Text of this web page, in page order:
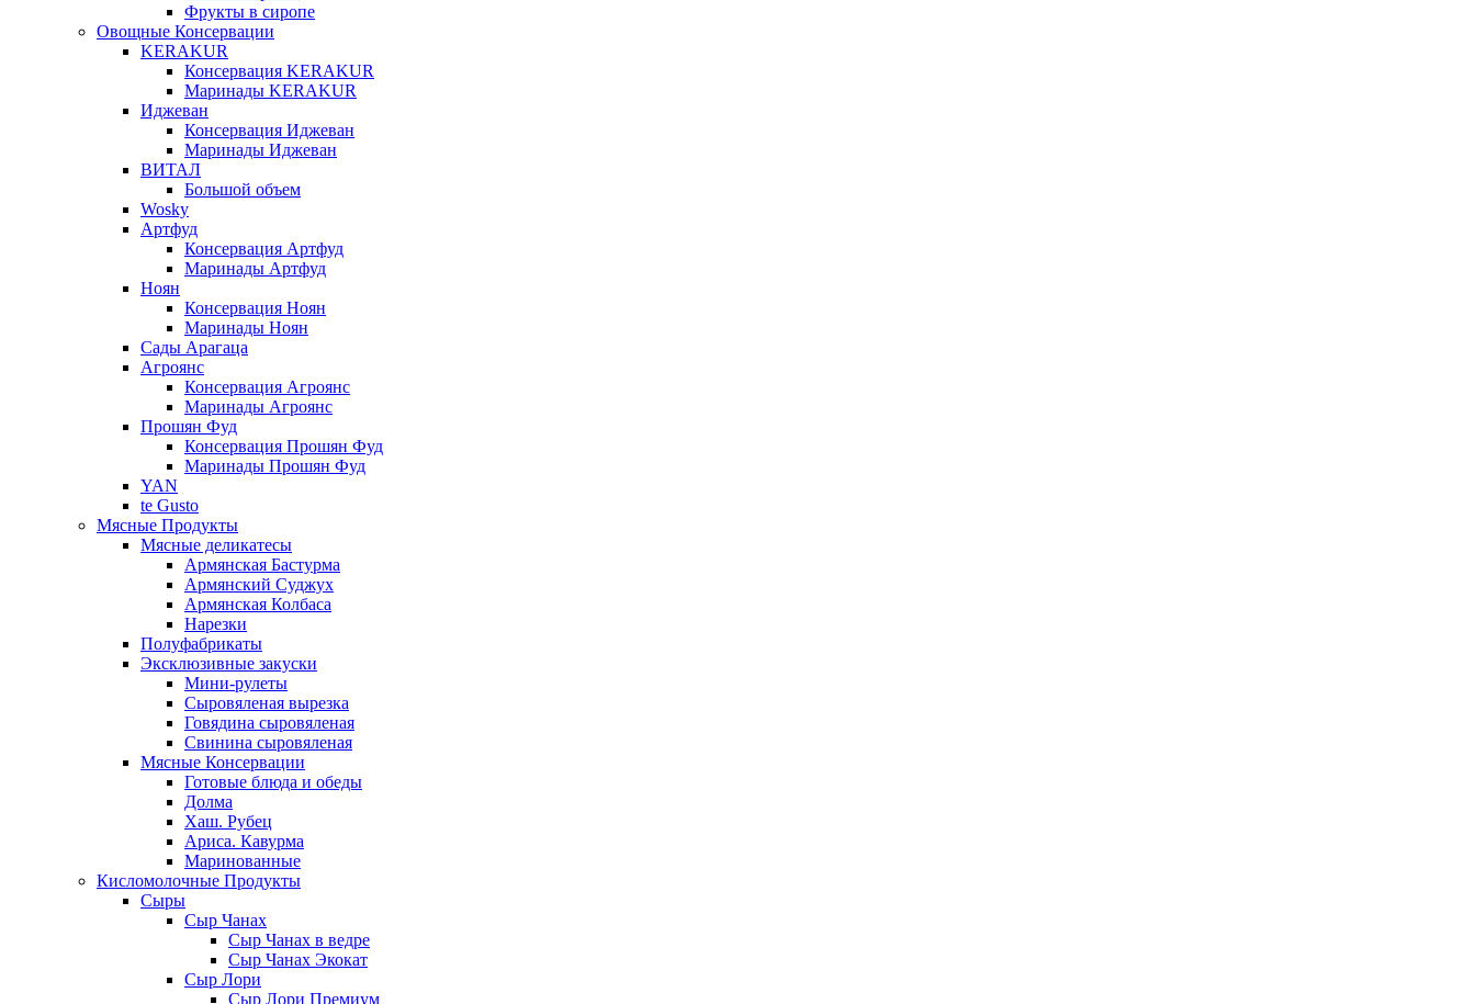
Фрукты в сиропе
Овощные Консервации
KERAKUR
Консервация KERAKUR
Маринады KERAKUR
Иджеван
Консервация Иджеван
Маринады Иджеван
ВИТАЛ
Большой объем
Wosky
Артфуд
Консервация Артфуд
Маринады Артфуд
Ноян
Консервация Ноян
Маринады Ноян
Сады Арагаца
Агроянс
Консервация Агроянс
Маринады Агроянс
Прошян Фуд
Консервация Прошян Фуд
Маринады Прошян Фуд
YAN
te Gusto
Мясные Продукты
Мясные деликатесы
Армянская Бастурма
Армянский Суджух
Армянская Колбаса
Нарезки
Полуфабрикаты
Эксклюзивные закуски
Мини-рулеты
Сыровяленая вырезка
Говядина сыровяленая
Свинина сыровяленая
Мясные Консервации
Готовые блюда и обеды
Долма
Хаш. Рубец
Ариса. Кавурма
Маринованные
Кисломолочные Продукты
Сыры
Сыр Чанах
Сыр Чанах в ведре
Сыр Чанах Экокат
Сыр Лори
Сыр Лори Премиум